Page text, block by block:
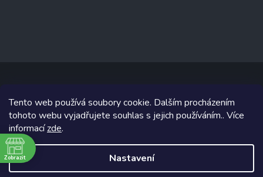
Tento web používá soubory cookie. Dalším procházením
tohoto webu vyjadřujete souhlas s jejich používáním.. Více
informacízde.
Nastavení
Copyright 2026www.prizealize.cz. Všechna práva vyhrazena.
Grafický návrh vytvořil a na Shoptet implementoval
Shoptetak.cz.
Zobrazit